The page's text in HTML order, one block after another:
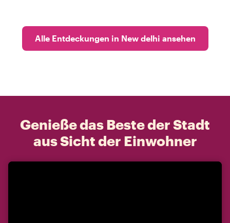
Alle Entdeckungen in New delhi ansehen
Genieße das Beste der Stadt
aus Sicht der Einwohner